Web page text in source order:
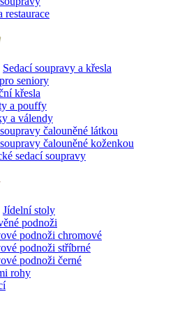
restaurace
Sedací soupravy a křesla
seniory
křesla
a pouffy
a válendy
čalouněné látkou
čalouněné koženkou
sedací soupravy
Jídelní stoly
podnoži
podnoži chromové
podnoži stříbrné
podnoži černé
rohy